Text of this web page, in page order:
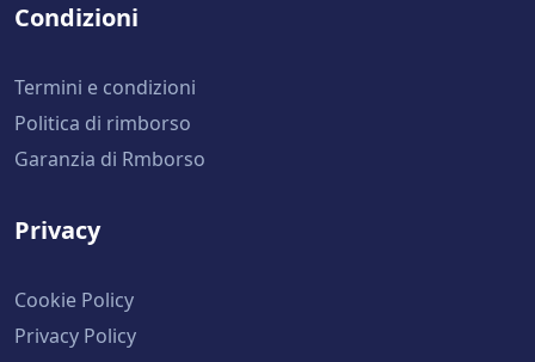
Condizioni
Termini e condizioni
Politica di rimborso
Garanzia di Rmborso
Privacy
Cookie Policy
Privacy Policy